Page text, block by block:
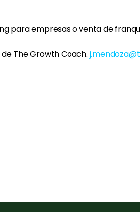
para empresas o venta de
The Growth Coach.